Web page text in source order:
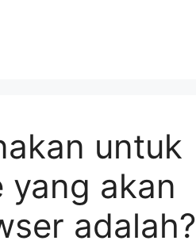
untuk
akan
adalah?